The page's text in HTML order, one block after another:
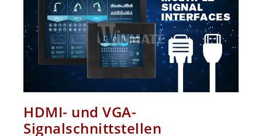
HDMI- und VGA-
Signalschnittstellen